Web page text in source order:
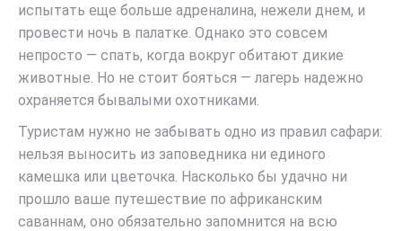
испытать еще больше адреналина, нежели днем, и
провести ночь в палатке. Однако это совсем
непросто — спать, когда вокруг обитают дикие
животные. Но не стоит бояться — лагерь надежно
охраняется бывалыми охотниками.
Туристам нужно не забывать одно из правил сафари:
нельзя выносить из заповедника ни единого
камешка или цветочка. Насколько бы удачно ни
прошло ваше путешествие по африканским
саваннам, оно обязательно запомнится на всю